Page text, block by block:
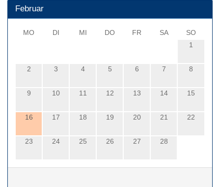
Februar
MO DI MI DO FR SA
SO
1
2 3 4 5 6 7 8
9 10 11 12 13 14 15
16 17 18 19 20 21 22
23 24 25 26 27 28